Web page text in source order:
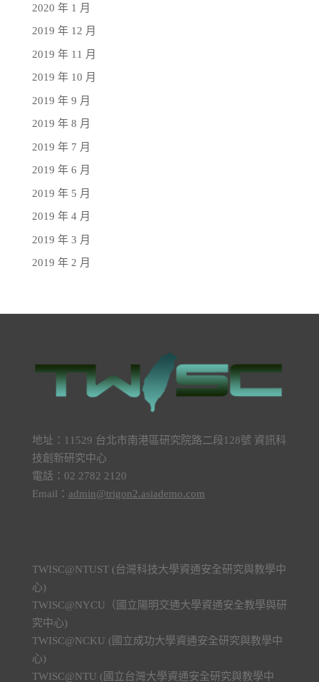
2020 年 1 月
2019 年 12 月
2019 年 11 月
2019 年 10 月
2019 年 9 月
2019 年 8 月
2019 年 7 月
2019 年 6 月
2019 年 5 月
2019 年 4 月
2019 年 3 月
2019 年 2 月
地址：11529 台北市南港區研究院路二段128號 資訊科
技創新研究中心
電話：02 2782 2120
Email： admin@trigon2.asiademo.com
TWISC@NTUST (台灣科技大學資通安全研究與教學中
心)
TWISC@NYCU（國立陽明交通大學資通安全教學與研
究中心)
TWISC@NCKU (國立成功大學資通安全研究與教學中
心)
TWISC@NTU (國立台灣大學資通安全研究與教學中